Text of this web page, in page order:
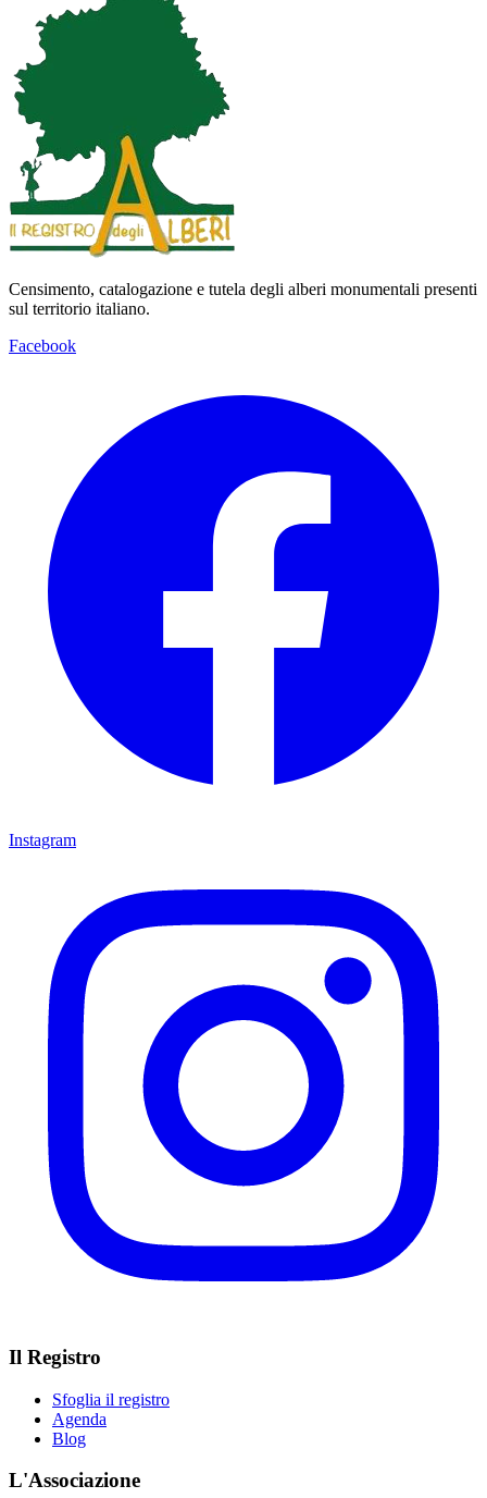
Censimento, catalogazione e tutela degli alberi monumentali presenti
sul territorio italiano.
Facebook
Instagram
Il Registro
Sfoglia il registro
Agenda
Blog
L'Associazione